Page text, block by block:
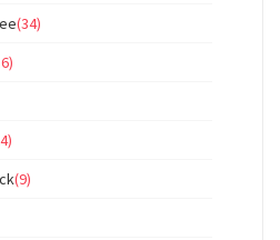
(34)
(9)